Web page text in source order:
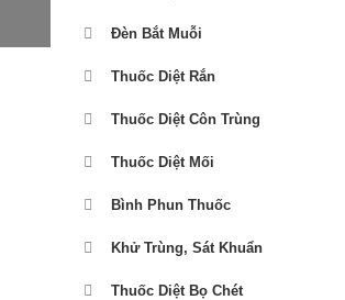
Đèn Bắt Muỗi
Thuốc Diệt Rắn
Thuốc Diệt Côn Trùng
Thuốc Diệt Mối
Bình Phun Thuốc
Khử Trùng, Sát Khuẩn
Thuốc Diệt Bọ Chét